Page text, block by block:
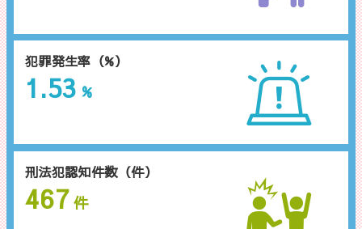
刑法犯認知件数（件）
467 件
犯罪発生率（%）
1.53 %